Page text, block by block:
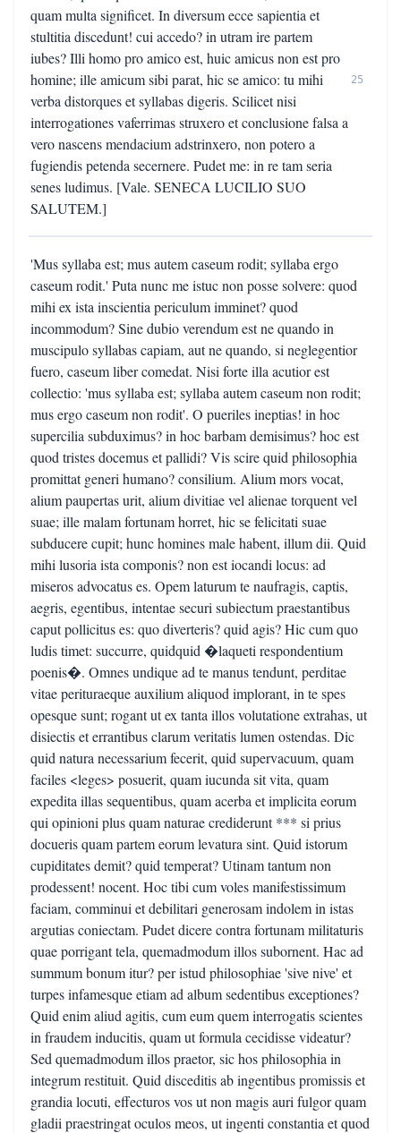
quam multa significet. In diversum ecce sapientia et
stultitia discedunt! cui accedo? in utram ire partem
iubes? Illi homo pro amico est, huic amicus non est pro
homine; ille amicum sibi parat, hic se amico: tu mihi
verba distorques et syllabas digeris. Scilicet nisi
interrogationes vaferrimas struxero et conclusione falsa a
vero nascens mendacium adstrinxero, non potero a
fugiendis petenda secernere. Pudet me: in re tam seria
senes ludimus. [Vale. SENECA LUCILIO SUO
SALUTEM.]
25
'Mus syllaba est; mus autem caseum rodit; syllaba ergo
caseum rodit.' Puta nunc me istuc non posse solvere: quod
mihi ex ista inscientia periculum imminet? quod
incommodum? Sine dubio verendum est ne quando in
muscipulo syllabas capiam, aut ne quando, si neglegentior
fuero, caseum liber comedat. Nisi forte illa acutior est
collectio: 'mus syllaba est; syllaba autem caseum non rodit;
mus ergo caseum non rodit'. O pueriles ineptias! in hoc
supercilia subduximus? in hoc barbam demisimus? hoc est
quod tristes docemus et pallidi? Vis scire quid philosophia
promittat generi humano? consilium. Alium mors vocat,
alium paupertas urit, alium divitiae vel alienae torquent vel
suae; ille malam fortunam horret, hic se felicitati suae
subducere cupit; hunc homines male habent, illum dii. Quid
mihi lusoria ista componis? non est iocandi locus: ad
miseros advocatus es. Opem laturum te naufragis, captis,
aegris, egentibus, intentae securi subiectum praestantibus
caput pollicitus es: quo diverteris? quid agis? Hic cum quo
ludis timet: succurre, quidquid �laqueti respondentium
poenis�. Omnes undique ad te manus tendunt, perditae
vitae perituraeque auxilium aliquod implorant, in te spes
opesque sunt; rogant ut ex tanta illos volutatione extrahas, ut
disiectis et errantibus clarum veritatis lumen ostendas. Dic
quid natura necessarium fecerit, quid supervacuum, quam
faciles <leges> posuerit, quam iucunda sit vita, quam
expedita illas sequentibus, quam acerba et implicita eorum
qui opinioni plus quam naturae crediderunt *** si prius
docueris quam partem eorum levatura sint. Quid istorum
cupiditates demit? quid temperat? Utinam tantum non
prodessent! nocent. Hoc tibi cum voles manifestissimum
faciam, comminui et debilitari generosam indolem in istas
argutias coniectam. Pudet dicere contra fortunam militaturis
quae porrigant tela, quemadmodum illos subornent. Hac ad
summum bonum itur? per istud philosophiae 'sive nive' et
turpes infamesque etiam ad album sedentibus exceptiones?
Quid enim aliud agitis, cum eum quem interrogatis scientes
in fraudem inducitis, quam ut formula cecidisse videatur?
Sed quemadmodum illos praetor, sic hos philosophia in
integrum restituit. Quid disceditis ab ingentibus promissis et
grandia locuti, effecturos vos ut non magis auri fulgor quam
gladii praestringat oculos meos, ut ingenti constantia et quod